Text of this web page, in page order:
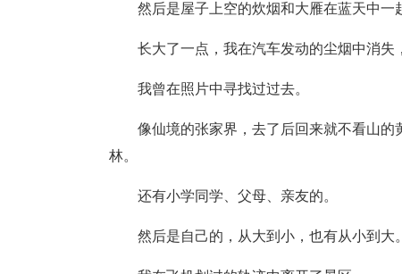
然后是屋子上空的炊烟和大雁在蓝天中一
长大了一点，我在汽车发动的尘烟中消失
我曾在照片中寻找过过去。
像仙境的张家界，去了后回来就不看山
林。
还有小学同学、父母、亲友的。
然后是自己的，从大到小，也有从小到大。